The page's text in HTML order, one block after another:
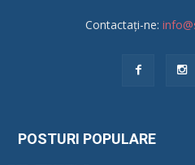
Contactați-ne:
POSTURI POPULARE